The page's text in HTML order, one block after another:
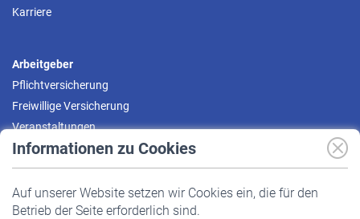
Informationen zu Cookies
Auf unserer Website setzen wir Cookies ein, die für den
Betrieb der Seite erforderlich sind.
Karriere
Arbeitgeber
Pflichtversicherung
Freiwillige Versicherung
Veranstaltungen
Pflichtversicherung